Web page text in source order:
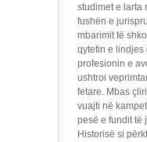
studimet e larta
fushën e
mbarimit të
qytetin e lindjes
profesionin e
ushtroi
fetare. Mbas
vuajti në
pesë e fundit të
Historisë si